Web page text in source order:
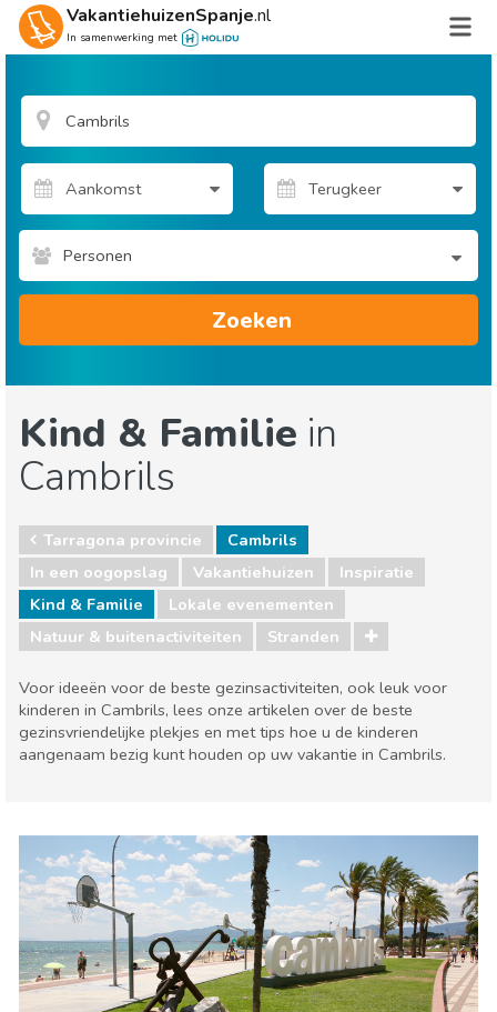
VakantiehuizenSpanje.nl
In samenwerking met
Personen
Zoeken
Kind & Familie in
Cambrils
Tarragona provincie
Cambrils
In een oogopslag
Vakantiehuizen
Inspiratie
Kind & Familie
Lokale evenementen
Natuur & buitenactiviteiten
Stranden
Voor ideeën voor de beste gezinsactiviteiten, ook leuk voor
kinderen in Cambrils, lees onze artikelen over de beste
gezinsvriendelijke plekjes en met tips hoe u de kinderen
aangenaam bezig kunt houden op uw vakantie in Cambrils.
Kind & Familie
Lokale evenementen
Natuur & buitenactiviteiten
Stranden